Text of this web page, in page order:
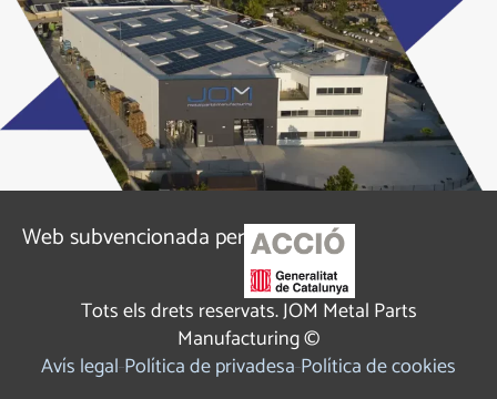
Web subvencionada per
Tots els drets reservats. JOM Metal Parts
Manufacturing ©
Avís legal Política de privadesa Política de cookies